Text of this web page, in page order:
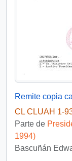
Remite copia
CL CLUAH 1-
Parte de
1994)
Bascuñán